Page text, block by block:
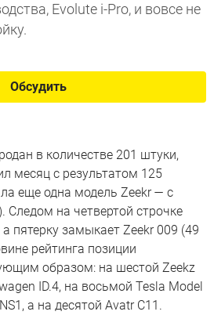
Evolute i-Pro, и вовсе не
Обсудить
в количестве 201 штуки,
месяц с результатом 125
еще одна модель Zeekr — с
Следом на четвертой строчке
пятерку замыкает Zeekr 009 (49
рейтинга позиции
образом: на шестой Zeekz
ID.4, на восьмой Tesla Model
а на десятой Avatr C11.